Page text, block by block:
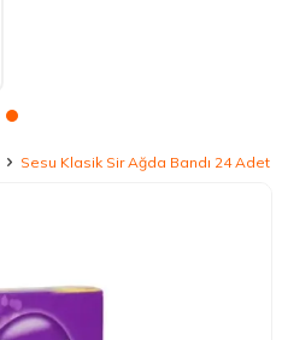
Sesu Klasik Sir Ağda Bandı 24 Adet